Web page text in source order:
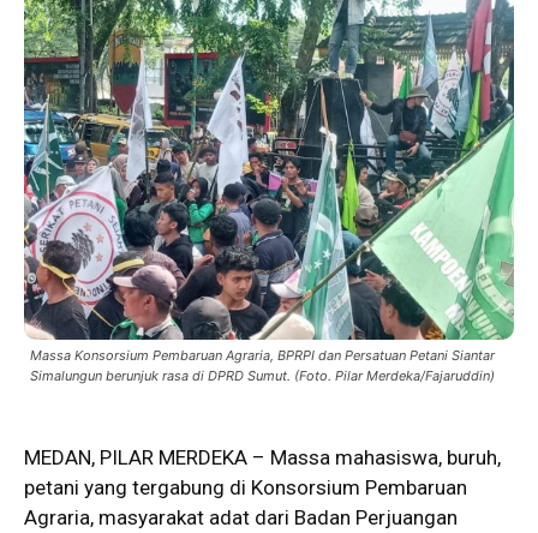
Massa Konsorsium Pembaruan Agraria, BPRPI dan Persatuan Petani Siantar
Simalungun berunjuk rasa di DPRD Sumut. (Foto. Pilar Merdeka/Fajaruddin)
MEDAN, PILAR MERDEKA – Massa mahasiswa, buruh,
petani yang tergabung di Konsorsium Pembaruan
Agraria, masyarakat adat dari Badan Perjuangan